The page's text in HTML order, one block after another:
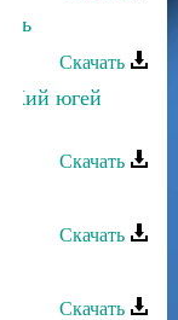
Скачать
Кий югей
Скачать
Скачать
Скачать